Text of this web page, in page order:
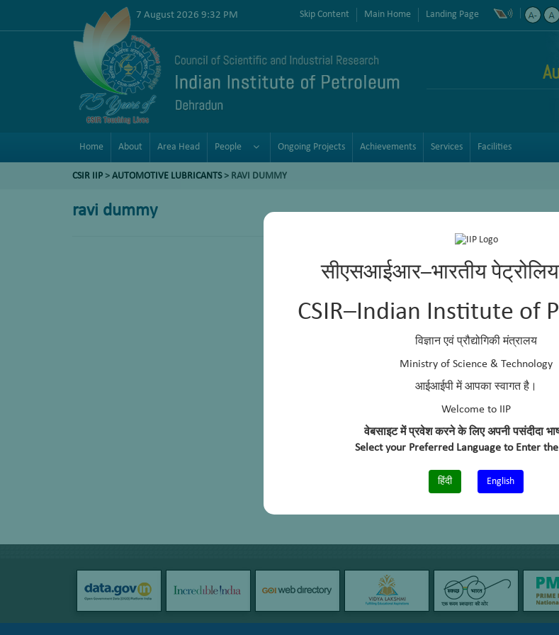
सीएसआईआर–भारतीय
CSIR–Indian Institute of
विज्ञान एवं प्रौद्योगिकी मंत्रालय
Ministry of Science & Technology
आईआईपी में आपका स्वागत है।
Welcome to IIP
वेबसाइट में प्रवेश करने के लिए अपनी पसंदीदा
Select your Preferred Language to Enter
हिंदी English
7 August 2026 9:32 PM Skip Content Main Home Landing Page
Home About Area Head People Ongoing Projects Achievements Services Facilities
CSIR IIP > AUTOMOTIVE LUBRICANTS> RAVI DUMMY
ravi dummy